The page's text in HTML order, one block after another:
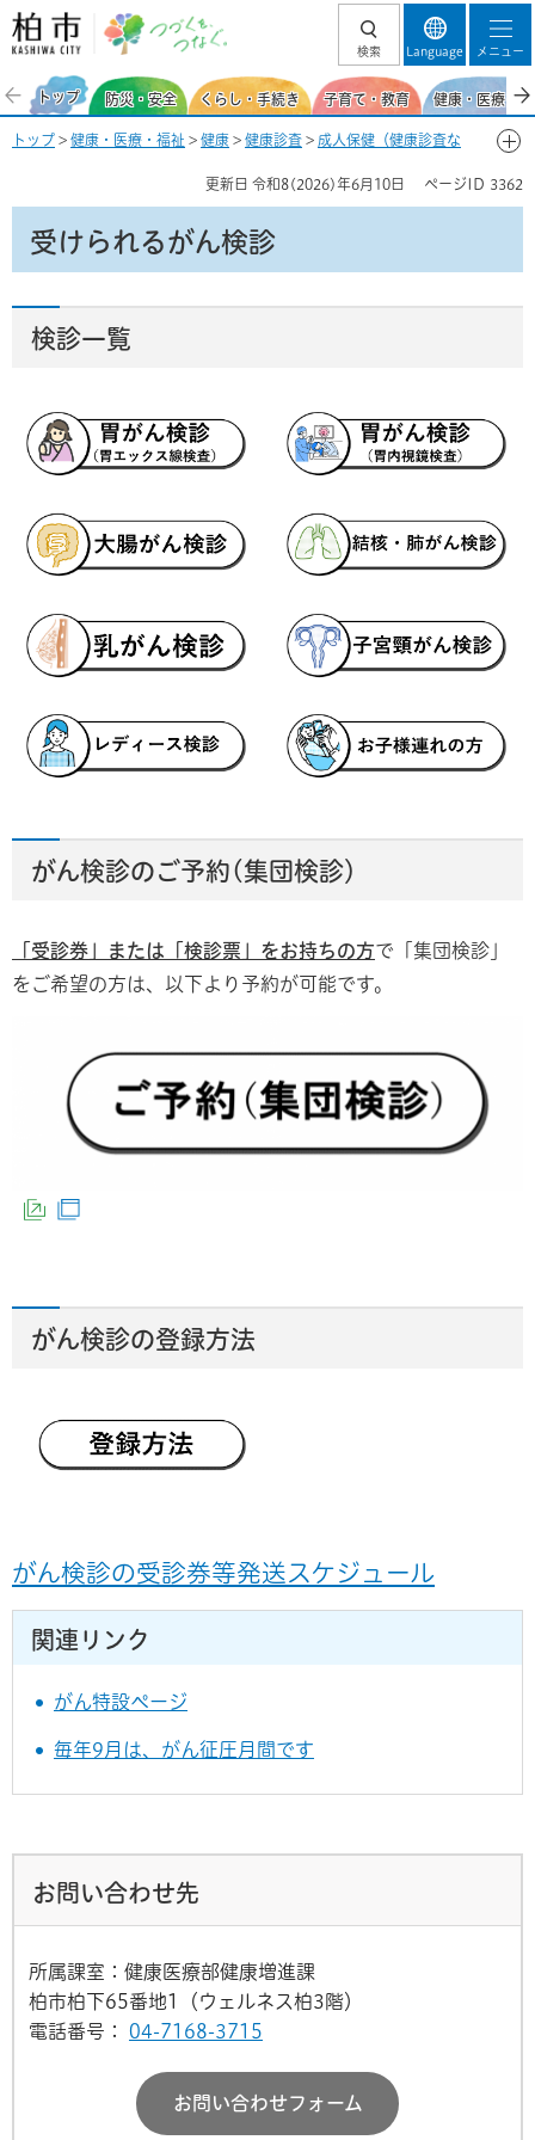
柏市 つづくを、
検索 Language メニュー
トップ 防災・安全 くらし・手続き 子育て・教育 健康・医療・
トップ > 健康・医療・福祉 > 健康 > 健康診査 > 成人保健（健康診査な
更新日 令和8(2026)年6月10日 ページID 3362
受けられるがん検診
検診一覧
がん検診のご予約(集団検診）
「受診券」または「検診票」をお持ちの方で「集団検診」
をご希望の方は、以下より予約が可能です。
（外部サイトへリンク）
がん検診の登録方法
がん検診の受診券等発送スケジュール
関連リンク
がん特設ページ
毎年9月は、がん征圧月間です
お問い合わせ先
所属課室：健康医療部健康増進課
柏市柏下65番地1（ウェルネス柏3階）
電話番号：
04-7168-3715
お問い合わせフォーム